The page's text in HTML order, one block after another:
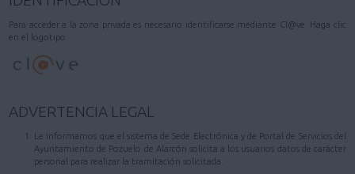
MI CARPETA
INFORMACIÓN MUNICIPAL
AYUDA
Para acceder a la zona privada es necesario identificarse mediante Cl@ve. Haga clic
en el logotipo.
ADVERTENCIA LEGAL
Le informamos que el sistema de Sede Electrónica y de Portal de Servicios del
Ayuntamiento de Pozuelo de Alarcón solicita a los usuarios datos de carácter
personal para realizar la tramitación solicitada.